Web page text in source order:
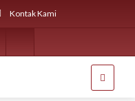
Kontak Kami